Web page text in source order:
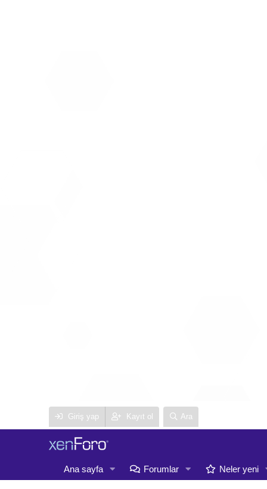
Giriş yap Kayıt ol Ara
Ana sayfa Forumlar Neler yeni